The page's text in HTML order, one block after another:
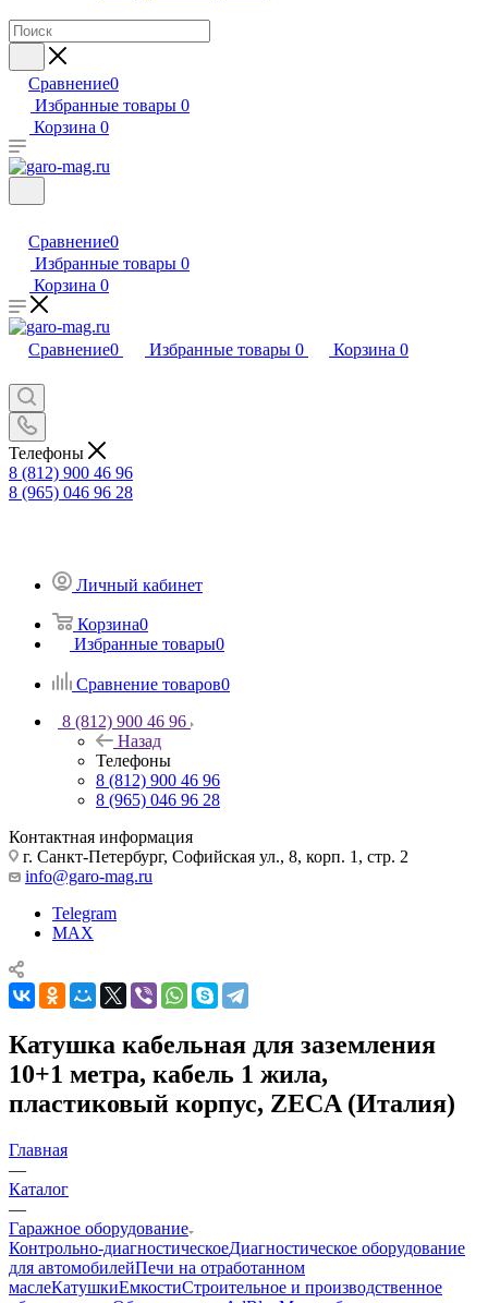
Сравнение0
Избранные товары 0
Корзина 0
Сравнение0
Избранные товары 0
Корзина 0
Сравнение0 Избранные товары 0 Корзина 0
Телефоны
8 (812) 900 46 96
8 (965) 046 96 28
Личный кабинет
Корзина0
Избранные товары0
Сравнение товаров0
8 (812) 900 46 96
Назад
Телефоны
8 (812) 900 46 96
8 (965) 046 96 28
Контактная информация
г. Санкт-Петербург, Софийская ул., 8, корп. 1, стр. 2
info@garo-mag.ru
Telegram
MAX
Катушка кабельная для заземления
10+1 метра, кабель 1 жила,
пластиковый корпус, ZECA (Италия)
Главная
—
Каталог
—
Гаражное оборудование
Контрольно-диагностическоеДиагностическое оборудование
для автомобилейПечи на отработанном
маслеКатушкиЕмкостиСтроительное и производственное